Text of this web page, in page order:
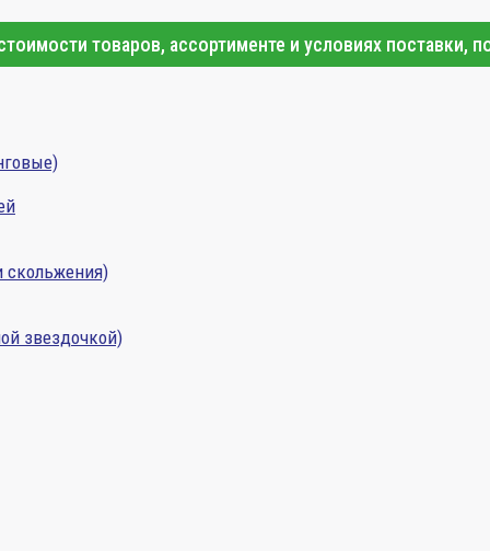
товаров, ассортименте и условиях поставки,
скольжения)
звездочкой)